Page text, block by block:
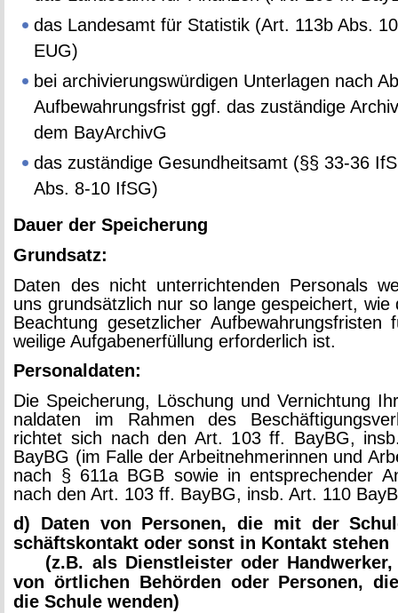
das Lan­des­amt für Sta­tis­tik (Art. 113b Abs.
EUG)
bei ar­chi­vie­rungs­wür­di­gen Un­ter­la­gen nach
Auf­be­wah­rungs­frist ggf. das zu­stän­di­ge
dem Ba­y­Ar­chivG
das zu­stän­di­ge Ge­sund­heits­amt (§§ 33-36
Abs. 8-10 IfSG)
Dauer der Spei­che­rung
Grund­satz:
Daten des nicht un­ter­rich­ten­den Per­so­nals
uns grund­sätz­lich nur so lange ge­spei­chert, wie
Be­ach­tung ge­setz­li­cher
wei­li­ge Auf­ga­ben­er­fül­lung er­for­der­lich ist.
Per­so­nal­da­ten:
Die Spei­che­rung, Lö­schung und Ver­nich­tung
nal­da­ten im Rah­men des
rich­tet sich nach den Art. 103 ff. BayBG,
BayBG (im Falle der Ar­beit­neh­me­rin­nen und
nach § 611a BGB sowie in ent­spre­chen­der
nach den Art. 103 ff. BayBG, insb. Art. 110
d) Daten von Per­so­nen, die mit der
schäfts­kon­takt oder sonst in Kon­takt ste­hen
(z.B. als Dienst­leis­ter oder Hand­wer­ker,
von ört­li­chen Be­hör­den oder Per­so­nen,
die Schu­le wen­den)